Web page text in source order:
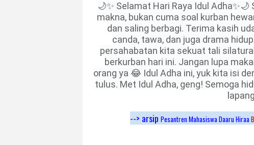
🌙✨ Selamat Hari Raya Idul
makna, bukan cuma soal kurban
dan saling berbagi. Terima kasih
canda, tawa, dan juga drama
persahabatan kita sekuat tali
berkurban hari ini. Jangan lupa
orang ya 😂 Idul Adha ini, yuk kita isi
tulus. Met Idul Adha, geng! Semoga
--> arsip Pesantren Mahasiswa Daaru Hiraa